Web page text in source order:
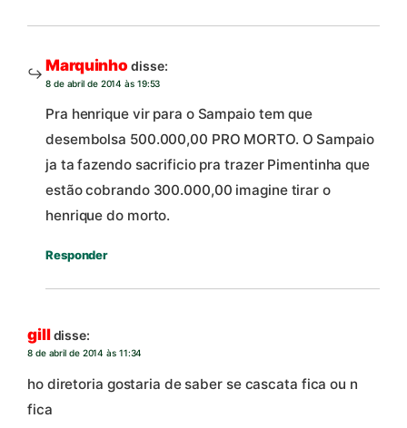
Marquinho disse:
8 de abril de 2014 às 19:53
Pra henrique vir para o Sampaio tem que
desembolsa 500.000,00 PRO MORTO. O Sampaio
ja ta fazendo sacrificio pra trazer Pimentinha que
estão cobrando 300.000,00 imagine tirar o
henrique do morto.
Responder
gilldisse:
8 de abril de 2014 às 11:34
ho diretoria gostaria de saber se cascata fica ou n
fica